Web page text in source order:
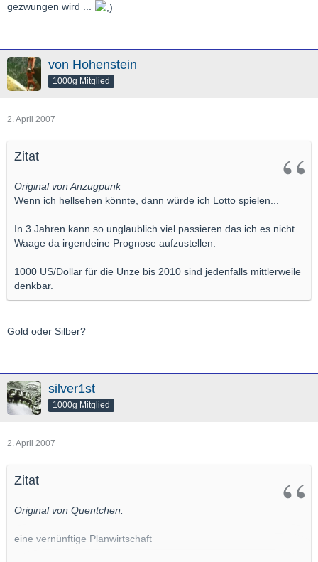
gezwungen wird ...
von Hohenstein
1000g Mitglied
2. April 2007
Zitat
Original von Anzugpunk
Wenn ich hellsehen könnte, dann würde ich Lotto spielen...
In 3 Jahren kann so unglaublich viel passieren das ich es nicht
Waage da irgendeine Prognose aufzustellen.
1000 US/Dollar für die Unze bis 2010 sind jedenfalls mittlerweile
denkbar.
Gold oder Silber?
silver1st
1000g Mitglied
2. April 2007
Zitat
Original von Quentchen:
eine vernünftige Planwirtschaft